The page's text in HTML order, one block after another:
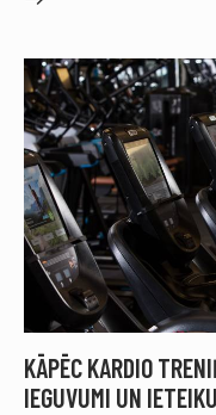
KĀPĒC KARDIO
IEGUVUMI UN